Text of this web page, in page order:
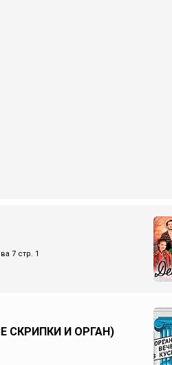
7 стр. 1
СКРИПКИ И ОРГАН)